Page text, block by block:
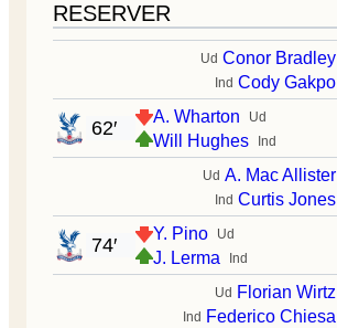
RESERVER
Ud Conor Bradley
Ind Cody Gakpo
Ud
A. Wharton
Ind
Will Hughes
62′
Ud A. Mac Allister
Ind Curtis Jones
Ud
Y. Pino
Ind
J. Lerma
74′
Ud Florian Wirtz
Ind Federico Chiesa